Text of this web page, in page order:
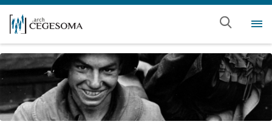
Overslaan en naar de inhoud gaan